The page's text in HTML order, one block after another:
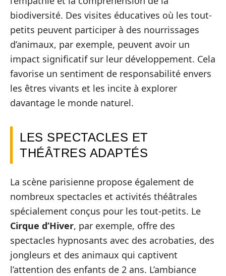
biodiversité. Des visites éducatives où les tout-
petits peuvent participer à des nourrissages
d’animaux, par exemple, peuvent avoir un
impact significatif sur leur développement. Cela
favorise un sentiment de responsabilité envers
les êtres vivants et les incite à explorer
davantage le monde naturel.
LES SPECTACLES ET
THÉÂTRES ADAPTÉS
La scène parisienne propose également de
nombreux spectacles et activités théâtrales
spécialement conçus pour les tout-petits. Le
Cirque d’Hiver, par exemple, offre des
spectacles hypnosants avec des acrobaties, des
jongleurs et des animaux qui captivent
l’attention des enfants de 2 ans. L’ambiance